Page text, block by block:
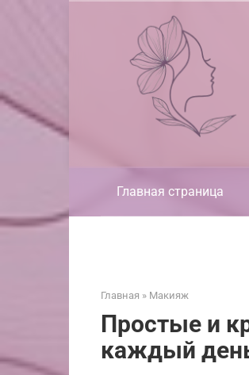
Главная страница
Главная » Макияж
Простые и
каждый